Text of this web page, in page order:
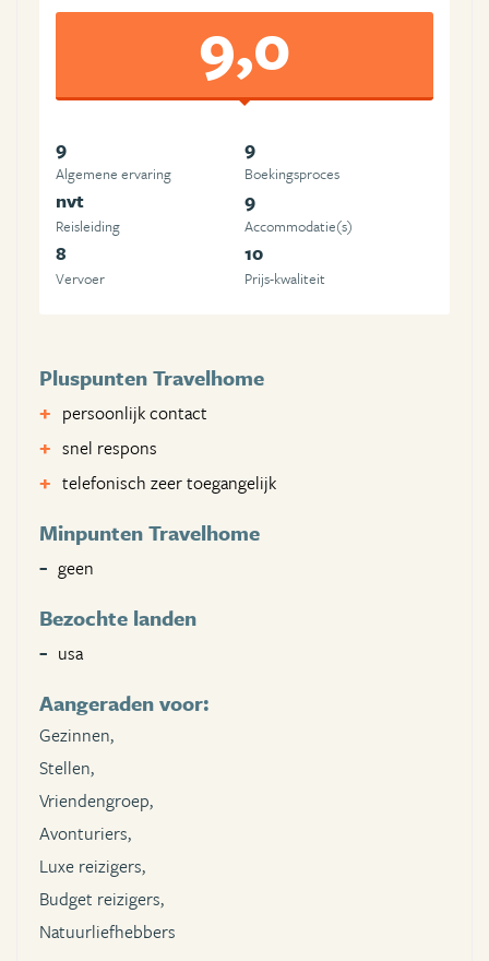
9,0
9
Algemene ervaring
9
Boekingsproces
nvt
Reisleiding
9
Accommodatie(s)
8
Vervoer
10
Prijs-kwaliteit
Pluspunten Travelhome
persoonlijk contact
snel respons
telefonisch zeer toegangelijk
Minpunten Travelhome
geen
Bezochte landen
usa
Aangeraden voor:
Gezinnen,
Stellen,
Vriendengroep,
Avonturiers,
Luxe reizigers,
Budget reizigers,
Natuurliefhebbers